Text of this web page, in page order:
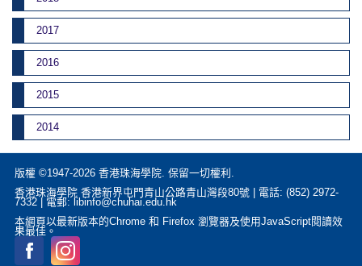
2017
2016
2015
2014
版權 ©1947-2026 香港珠海學院. 保留一切權利.
香港珠海學院 香港新界屯門青山公路青山灣段80號 | 電話: (852) 2972-
7332 | 電郵: libinfo@chuhai.edu.hk
本網頁以最新版本的Chrome 和 Firefox 瀏覽器及使用JavaScript閱讀效
果最佳。